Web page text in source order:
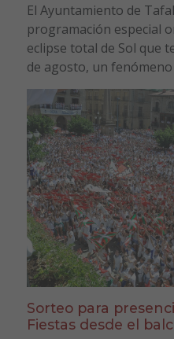
El Ayuntamiento de
programación especial
eclipse total de Sol que
de agosto, un fenómeno
Sorteo para
Fiestas desde el